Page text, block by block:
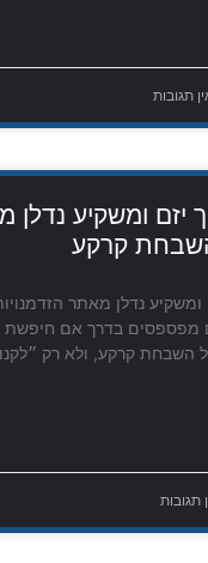
תגובות
יזם ומשקיע
השבחת קרקע
ומשקיע נדלן מאתר
מפספסים בדרך אם חיפשת
קרקע, ולא רק
תגובות